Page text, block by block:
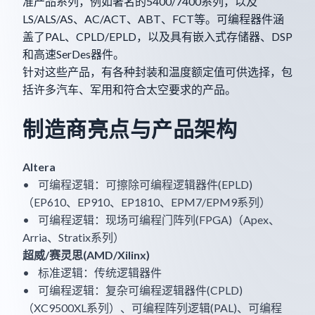
LS/ALS/AS、AC/ACT、ABT、FCT等。可编程器件涵
盖了PAL、CPLD/EPLD，以及具有嵌入式存储器、DSP
和高速SerDes器件。
针对这些产品，有各种封装和温度额定值可供选择，包
括许多汽车、军用和符合太空要求的产品。
制造商亮点与产品架构
Altera
• 可编程逻辑：可擦除可编程逻辑器件(EPLD)
（EP610、EP910、EP1810、EPM7/EPM9系列）
• 可编程逻辑：现场可编程门阵列(FPGA)（Apex、
Arria、Stratix系列）
超威/赛灵思(AMD/Xilinx)
• 标准逻辑：传统逻辑器件
• 可编程逻辑：复杂可编程逻辑器件(CPLD)
（XC9500XL系列）、可编程阵列逻辑(PAL)、可编程